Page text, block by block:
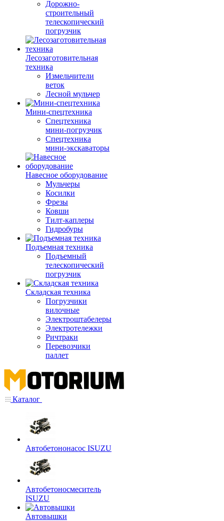
Дорожно-
строительный
телескопический
погрузчик
Лесозаготовительная
техника
Измельчители
веток
Лесной мульчер
Мини-спецтехника
Спецтехника
мини-погрузчик
Спецтехника
мини-экскаваторы
Навесное оборудование
Мульчеры
Косилки
Фрезы
Ковши
Тилт-каплеры
Гидробуры
Подъемная техника
Подъемный
телескопический
погрузчик
Складская техника
Погрузчики
вилочные
Электроштабелеры
Электротележки
Ричтраки
Перевозчики
паллет
Каталог
Автобетононасос ISUZU
Автобетоносмеситель
ISUZU
Автовышки